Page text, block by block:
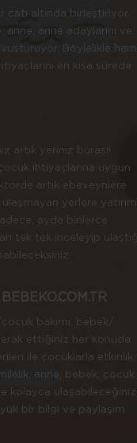
altında birleştiriyor.
anne adaylarını ve
Böylelikle hem
en kısa sürede
artık yeriniz burası!
ihtiyaçlarına uygun
artık ebeveynlere
yerlere yatırım
ayda binlerce
tek tek inceleyip
bakımı, bebek/
ettiğiniz her konuda
ile çocuklarla etkinlik
anne, bebek, çocuk
kolayca ulaşabileceğiniz
bir bilgi ve paylaşım